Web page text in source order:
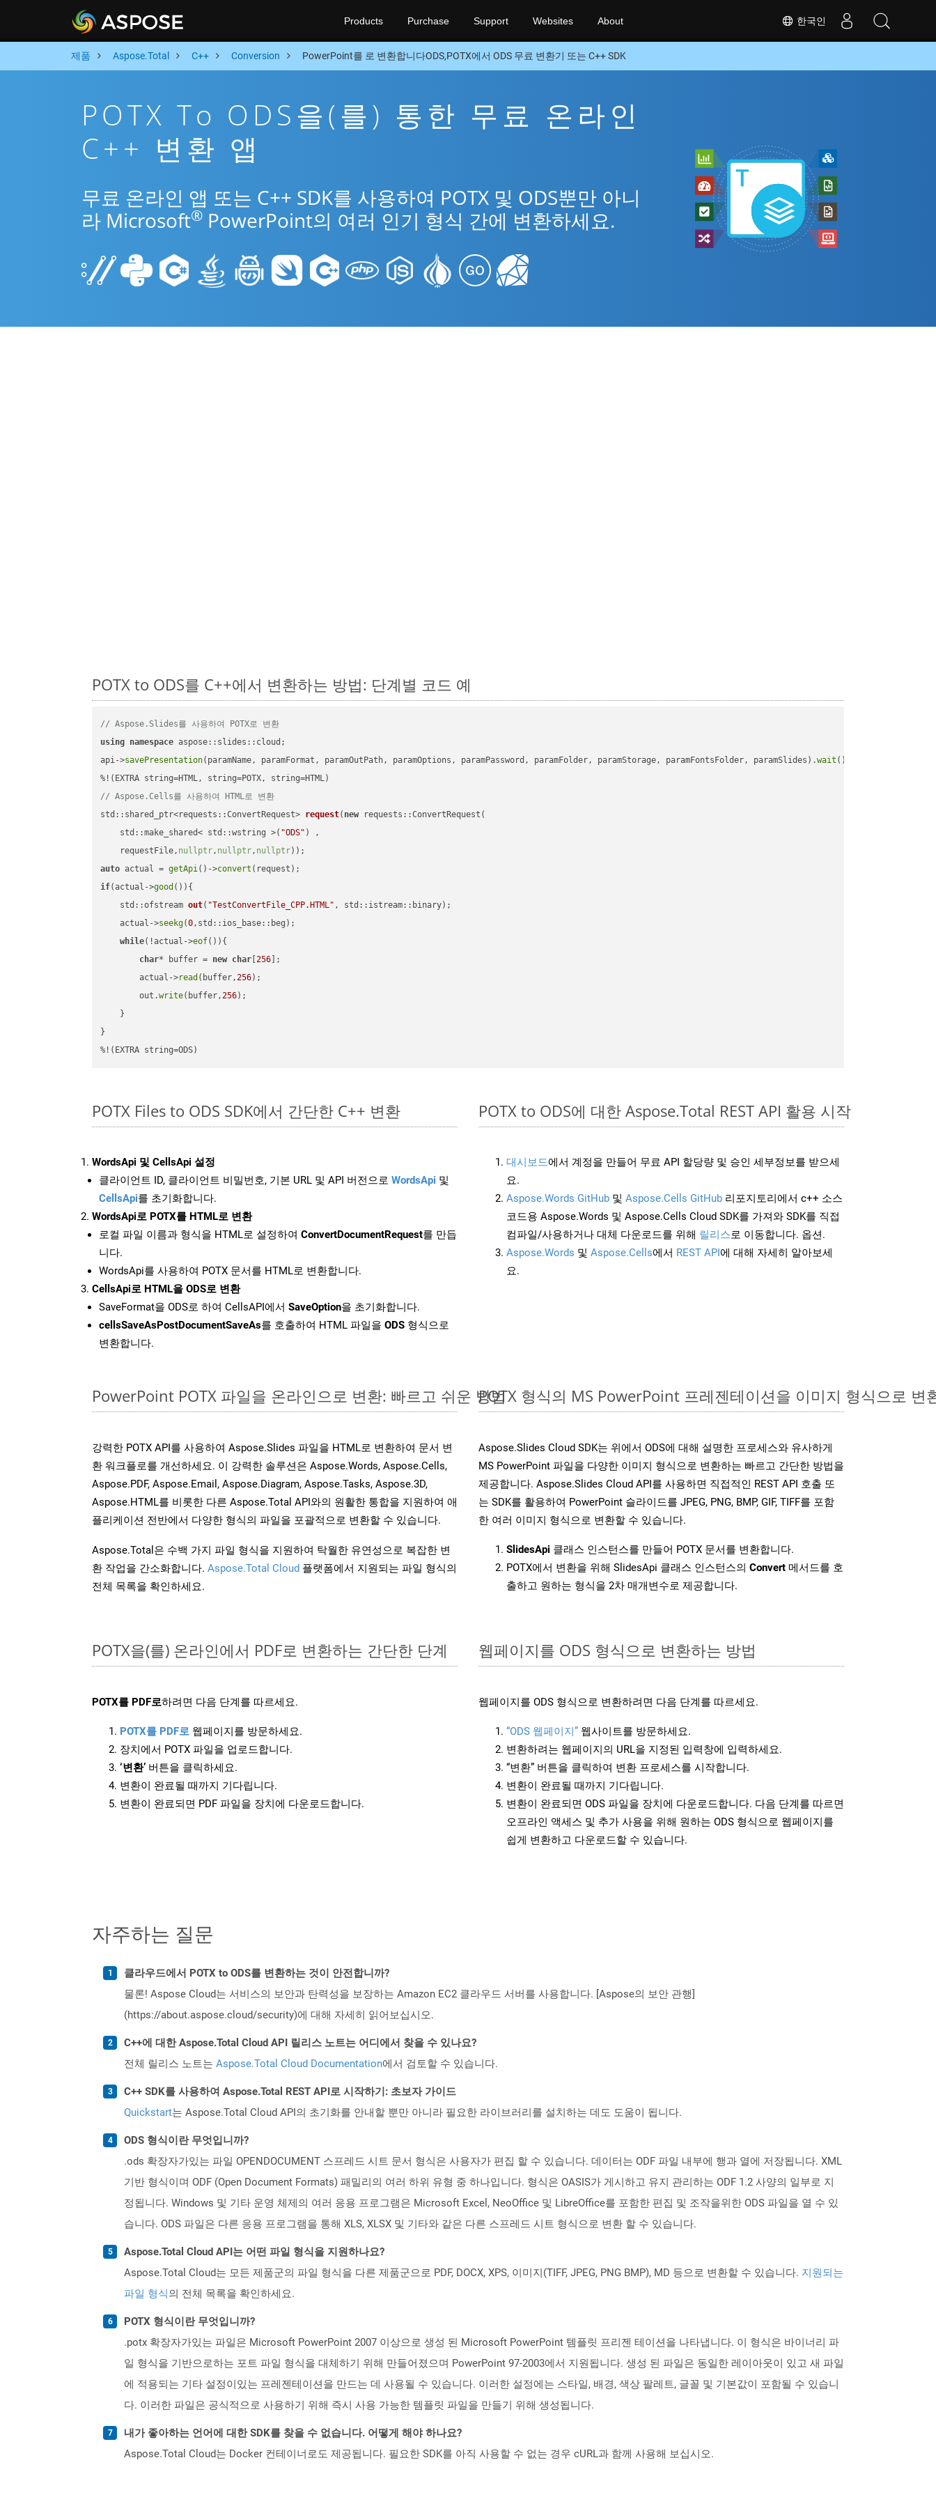
한국인
Products Purchase Support Websites About
제품 Aspose.Total C++ Conversion PowerPoint를 로 변환합니다ODS,POTX에서 ODS 무료 변환기 또는 C++ SDK
POTX To ODS을(를) 통한 무료 온라인
C++ 변환 앱
무료 온라인 앱 또는 C++ SDK를 사용하여 POTX 및 ODS뿐만 아니
라 Microsoft® PowerPoint의 여러 인기 형식 간에 변환하세요.
POTX to ODS를 C++에서 변환하는 방법: 단계별 코드 예
// Aspose.Slides를 사용하여 POTX로 변환
using namespace aspose::slides::cloud;
api->savePresentation(paramName, paramFormat, paramOutPath, paramOptions, paramPassword, paramFolder, paramStorage, paramFontsFolder, paramSlides).wait ();
// Aspose.Cells를 사용하여 HTML로 변환
std::shared_ptr<requests::ConvertRequest> request( new requests::ConvertRequest(
    std::make_shared< std::wstring >(
"ODS" ) ,
    requestFile,
nullptr, nullptr, nullptr))
auto actual = getApi()->convert
if(actual->good ()){
std::ofstream out( "TestConvertFile_CPP.HTML" , std::istream::binary) ;
    actual->
seekg(0,std::ios_base::beg);
while(!actual->eof()){
char* buffer = new char [256 ];
        actual->
read (buffer,256);
        out.
write(buffer,256);
    }
}
%!(EXTRA string=ODS)
POTX Files to ODS SDK에서 간단한 C++ 변환
WordsApi 및 CellsApi 설정
클라이언트 ID, 클라이언트 비밀번호, 기본 URL 및 API 버전으로 WordsApi 및
CellsApi를 초기화합니다.
WordsApi로 POTX를 HTML로 변환
로컬 파일 이름과 형식을 HTML로 설정하여 ConvertDocumentRequest를 만듭
니다.
WordsApi를 사용하여 POTX 문서를 HTML로 변환합니다.
CellsApi로 HTML을 ODS로 변환
SaveFormat을 ODS로 하여 CellsAPI에서 SaveOption을 초기화합니다.
cellsSaveAsPostDocumentSaveAs를 호출하여 HTML 파일을 ODS 형식으로
변환합니다.
POTX to ODS에 대한 Aspose.Total REST API 활용 시작
대시보드에서 계정을 만들어 무료 API 할당량 및 승인 세부정보를 받으세
요.
Aspose.Words GitHub 및 Aspose.Cells GitHub 리포지토리에서 c++ 소스
코드용 Aspose.Words 및 Aspose.Cells Cloud SDK를 가져와 SDK를 직접
컴파일/사용하거나 대체 다운로드를 위해 릴리스로 이동합니다. 옵션.
Aspose.Words 및 Aspose.Cells에서 REST API에 대해 자세히 알아보세
요.
PowerPoint POTX 파일을 온라인으로 변환: 빠르고 쉬운 방법
강력한 POTX API를 사용하여 Aspose.Slides 파일을 HTML로 변환하여 문서 변
환 워크플로를 개선하세요. 이 강력한 솔루션은 Aspose.Words, Aspose.Cells,
Aspose.PDF, Aspose.Email, Aspose.Diagram, Aspose.Tasks, Aspose.3D,
Aspose.HTML를 비롯한 다른 Aspose.Total API와의 원활한 통합을 지원하여 애
플리케이션 전반에서 다양한 형식의 파일을 포괄적으로 변환할 수 있습니다.
Aspose.Total은 수백 가지 파일 형식을 지원하여 탁월한 유연성으로 복잡한 변
환 작업을 간소화합니다. Aspose.Total Cloud 플랫폼에서 지원되는 파일 형식의
전체 목록을 확인하세요.
POTX 형식의 MS PowerPoint 프레젠테이션을 이미지 형식으로 변
Aspose.Slides Cloud SDK는 위에서 ODS에 대해 설명한 프로세스와 유사하게
MS PowerPoint 파일을 다양한 이미지 형식으로 변환하는 빠르고 간단한 방법을
제공합니다. Aspose.Slides Cloud API를 사용하면 직접적인 REST API 호출 또
는 SDK를 활용하여 PowerPoint 슬라이드를 JPEG, PNG, BMP, GIF, TIFF를 포함
한 여러 이미지 형식으로 변환할 수 있습니다.
SlidesApi 클래스 인스턴스를 만들어 POTX 문서를 변환합니다.
POTX에서 변환을 위해 SlidesApi 클래스 인스턴스의 Convert 메서드를 호
출하고 원하는 형식을 2차 매개변수로 제공합니다.
POTX을(를) 온라인에서 PDF로 변환하는 간단한 단계
POTX를 PDF로하려면 다음 단계를 따르세요.
POTX를 PDF로 웹페이지를 방문하세요.
장치에서 POTX 파일을 업로드합니다.
‘변환’ 버튼을 클릭하세요.
변환이 완료될 때까지 기다립니다.
변환이 완료되면 PDF 파일을 장치에 다운로드합니다.
웹페이지를 ODS 형식으로 변환하는 방법
웹페이지를 ODS 형식으로 변환하려면 다음 단계를 따르세요.
“ODS 웹페이지” 웹사이트를 방문하세요.
변환하려는 웹페이지의 URL을 지정된 입력창에 입력하세요.
“변환” 버튼을 클릭하여 변환 프로세스를 시작합니다.
변환이 완료될 때까지 기다립니다.
변환이 완료되면 ODS 파일을 장치에 다운로드합니다. 다음 단계를 따르면
오프라인 액세스 및 추가 사용을 위해 원하는 ODS 형식으로 웹페이지를
쉽게 변환하고 다운로드할 수 있습니다.
자주하는 질문
클라우드에서 POTX to ODS를 변환하는 것이 안전합니까?
물론! Aspose Cloud는 서비스의 보안과 탄력성을 보장하는 Amazon EC2 클라우드 서버를 사용합니다. [Aspose의 보안 관행]
(https://about.aspose.cloud/security)에 대해 자세히 읽어보십시오.
C++에 대한 Aspose.Total Cloud API 릴리스 노트는 어디에서 찾을 수 있나요?
전체 릴리스 노트는 Aspose.Total Cloud Documentation에서 검토할 수 있습니다.
C++ SDK를 사용하여 Aspose.Total REST API로 시작하기: 초보자 가이드
Quickstart는 Aspose.Total Cloud API의 초기화를 안내할 뿐만 아니라 필요한 라이브러리를 설치하는 데도 도움이 됩니다.
ODS 형식이란 무엇입니까?
.ods 확장자가있는 파일 OPENDOCUMENT 스프레드 시트 문서 형식은 사용자가 편집 할 수 있습니다. 데이터는 ODF 파일 내부에 행과 열에 저장됩니다. XML
기반 형식이며 ODF (Open Document Formats) 패밀리의 여러 하위 유형 중 하나입니다. 형식은 OASIS가 게시하고 유지 관리하는 ODF 1.2 사양의 일부로 지
정됩니다. Windows 및 기타 운영 체제의 여러 응용 프로그램은 Microsoft Excel, NeoOffice 및 LibreOffice를 포함한 편집 및 조작을위한 ODS 파일을 열 수 있
습니다. ODS 파일은 다른 응용 프로그램을 통해 XLS, XLSX 및 기타와 같은 다른 스프레드 시트 형식으로 변환 할 수 있습니다.
Aspose.Total Cloud API는 어떤 파일 형식을 지원하나요?
Aspose.Total Cloud는 모든 제품군의 파일 형식을 다른 제품군으로 PDF, DOCX, XPS, 이미지(TIFF, JPEG, PNG BMP), MD 등으로 변환할 수 있습니다. 지원되는
파일 형식의 전체 목록을 확인하세요.
POTX 형식이란 무엇입니까?
.potx 확장자가있는 파일은 Microsoft PowerPoint 2007 이상으로 생성 된 Microsoft PowerPoint 템플릿 프리젠 테이션을 나타냅니다. 이 형식은 바이너리 파
일 형식을 기반으로하는 포트 파일 형식을 대체하기 위해 만들어졌으며 PowerPoint 97-2003에서 지원됩니다. 생성 된 파일은 동일한 레이아웃이 있고 새 파일
에 적용되는 기타 설정이있는 프레젠테이션을 만드는 데 사용될 수 있습니다. 이러한 설정에는 스타일, 배경, 색상 팔레트, 글꼴 및 기본값이 포함될 수 있습니
다. 이러한 파일은 공식적으로 사용하기 위해 즉시 사용 가능한 템플릿 파일을 만들기 위해 생성됩니다.
내가 좋아하는 언어에 대한 SDK를 찾을 수 없습니다. 어떻게 해야 하나요?
Aspose.Total Cloud는 Docker 컨테이너로도 제공됩니다. 필요한 SDK를 아직 사용할 수 없는 경우 cURL과 함께 사용해 보십시오.